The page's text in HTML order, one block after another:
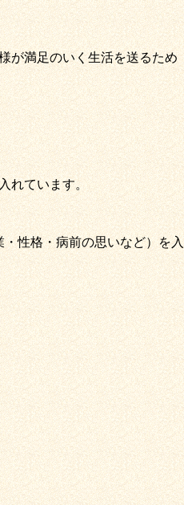
が満足のいく生活を送るため
れています。
性格・病前の思いなど）を入